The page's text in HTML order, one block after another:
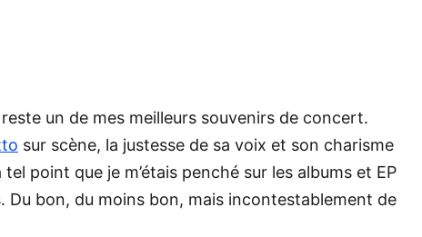
reste un de mes meilleurs souvenirs de concert.
sur scène, la justesse de sa voix et son charisme
point que je m’étais penché sur les albums et EP
Du bon, du moins bon, mais incontestablement de